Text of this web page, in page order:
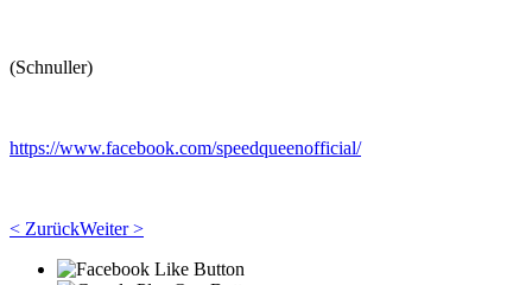
(Schnuller)
https://www.facebook.com/speedqueenofficial/
< ZurückWeiter >